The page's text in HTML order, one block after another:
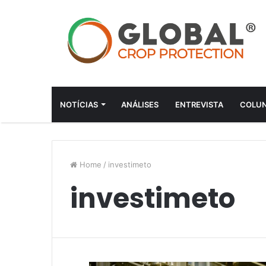
NOTÍCIAS ANÁLISES ENTREVISTA
Home / investimeto
investimeto